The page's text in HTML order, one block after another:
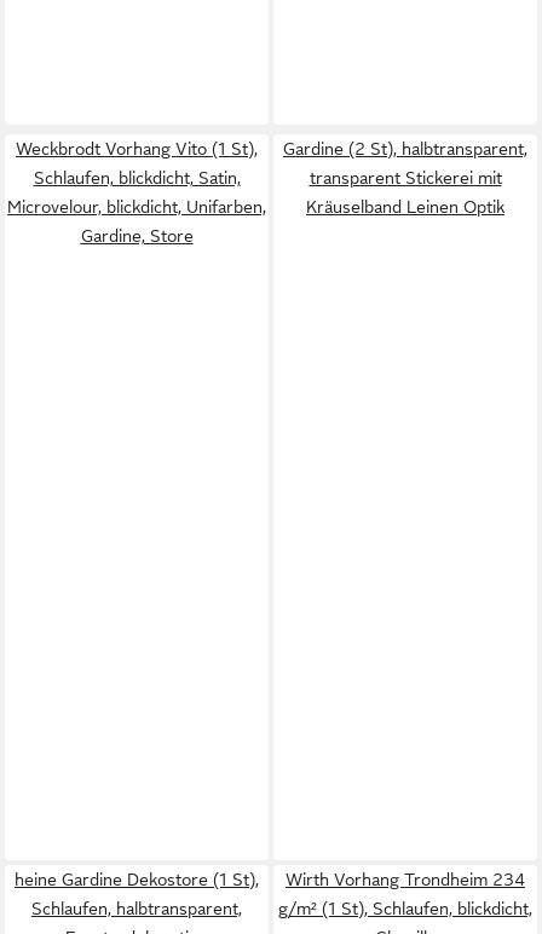
Weckbrodt Vorhang Vito (1 St),
Schlaufen, blickdicht, Satin,
Microvelour, blickdicht, Unifarben,
Gardine, Store
Gardine (2 St), halbtransparent,
transparent Stickerei mit
Kräuselband Leinen Optik
heine Gardine Dekostore (1 St),
Schlaufen, halbtransparent,
Wirth Vorhang Trondheim 234
g/m² (1 St), Schlaufen, blickdicht,